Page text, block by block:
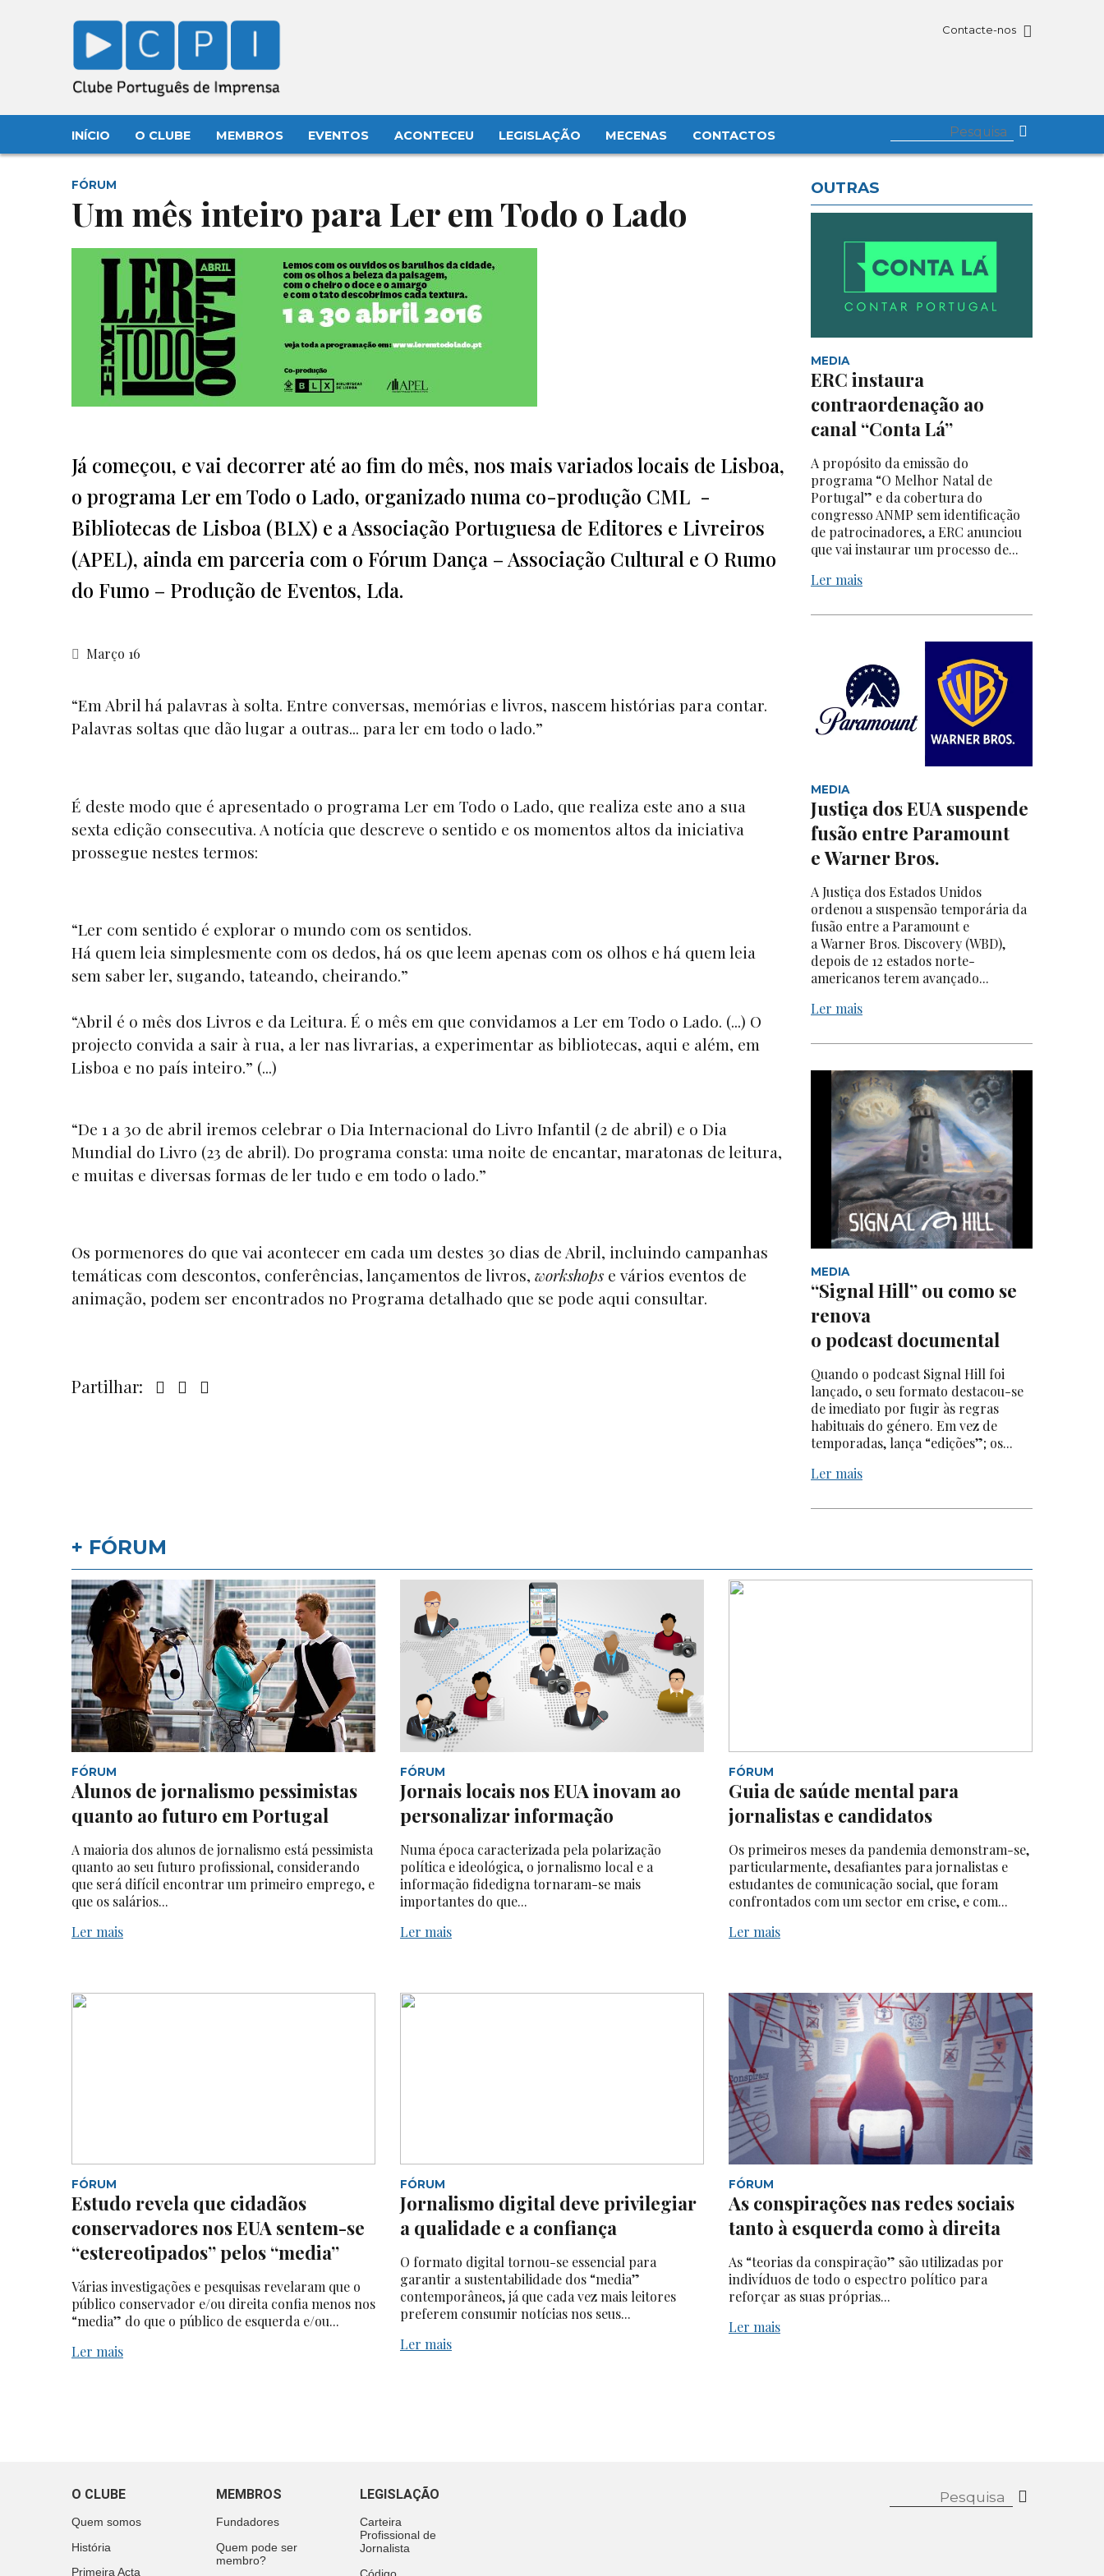
Contacte-nos
INÍCIO O CLUBE MEMBROS EVENTOS ACONTECEU LEGISLAÇÃO MECENAS CONTACTOS
FÓRUM
Um mês inteiro para Ler em Todo o Lado
Já começou, e vai decorrer até ao fim do mês, nos mais variados locais de Lisboa,
o programa Ler em Todo o Lado, organizado numa co-produção CML -
Bibliotecas de Lisboa (BLX) e a Associação Portuguesa de Editores e Livreiros
(APEL), ainda em parceria com o Fórum Dança – Associação Cultural e O Rumo
do Fumo – Produção de Eventos, Lda.
Março 16
“Em Abril há palavras à solta. Entre conversas, memórias e livros, nascem histórias para contar.
Palavras soltas que dão lugar a outras... para ler em todo o lado.”
É deste modo que é apresentado o programa Ler em Todo o Lado, que realiza este ano a sua
sexta edição consecutiva. A notícia que descreve o sentido e os momentos altos da iniciativa
prossegue nestes termos:
“Ler com sentido é explorar o mundo com os sentidos.
Há quem leia simplesmente com os dedos, há os que leem apenas com os olhos e há quem leia
sem saber ler, sugando, tateando, cheirando.”
“Abril é o mês dos Livros e da Leitura. É o mês em que convidamos a Ler em Todo o Lado. (...) O
projecto convida a sair à rua, a ler nas livrarias, a experimentar as bibliotecas, aqui e além, em
Lisboa e no país inteiro.” (...)
“De 1 a 30 de abril iremos celebrar o Dia Internacional do Livro Infantil (2 de abril) e o Dia
Mundial do Livro (23 de abril). Do programa consta: uma noite de encantar, maratonas de leitura,
e muitas e diversas formas de ler tudo e em todo o lado.”
Os pormenores do que vai acontecer em cada um destes 30 dias de Abril, incluindo campanhas
temáticas com descontos, conferências, lançamentos de livros, workshops e vários eventos de
animação, podem ser encontrados no Programa detalhado que se pode aqui consultar.
Partilhar:
OUTRAS
MEDIA
ERC instaura
contraordenação ao
canal “Conta Lá”
A propósito da emissão do
programa “O Melhor Natal de
Portugal” e da cobertura do
congresso ANMP sem identificação
de patrocinadores, a ERC anunciou
que vai instaurar um processo de...
Ler mais
MEDIA
Justiça dos EUA suspende
fusão entre Paramount
e Warner Bros.
A Justiça dos Estados Unidos
ordenou a suspensão temporária da
fusão entre a Paramount e
a Warner Bros. Discovery (WBD),
depois de 12 estados norte-
americanos terem avançado...
Ler mais
MEDIA
“Signal Hill” ou como se
renova
o podcast documental
Quando o podcast Signal Hill foi
lançado, o seu formato destacou-se
de imediato por fugir às regras
habituais do género. Em vez de
temporadas, lança “edições”; os...
Ler mais
+ FÓRUM
FÓRUM
Alunos de jornalismo pessimistas
quanto ao futuro em Portugal
A maioria dos alunos de jornalismo está pessimista
quanto ao seu futuro profissional, considerando
que será difícil encontrar um primeiro emprego, e
que os salários...
Ler mais
FÓRUM
Jornais locais nos EUA inovam ao
personalizar informação
Numa época caracterizada pela polarização
política e ideológica, o jornalismo local e a
informação fidedigna tornaram-se mais
importantes do que...
Ler mais
FÓRUM
Guia de saúde mental para
jornalistas e candidatos
Os primeiros meses da pandemia demonstram-se,
particularmente, desafiantes para jornalistas e
estudantes de comunicação social, que foram
confrontados com um sector em crise, e com...
Ler mais
FÓRUM
Estudo revela que cidadãos
conservadores nos EUA sentem-se
“estereotipados” pelos “media”
Várias investigações e pesquisas revelaram que o
público conservador e/ou direita confia menos nos
“media” do que o público de esquerda e/ou...
Ler mais
FÓRUM
Jornalismo digital deve privilegiar
a qualidade e a confiança
O formato digital tornou-se essencial para
garantir a sustentabilidade dos “media”
contemporâneos, já que cada vez mais leitores
preferem consumir notícias nos seus...
Ler mais
FÓRUM
As conspirações nas redes sociais
tanto à esquerda como à direita
As “teorias da conspiração” são utilizadas por
indivíduos de todo o espectro político para
reforçar as suas próprias...
Ler mais
O CLUBE
Quem somos
História
Primeira Acta
MEMBROS
Fundadores
Quem pode ser
membro?
LEGISLAÇÃO
Carteira
Profissional de
Jornalista
Código